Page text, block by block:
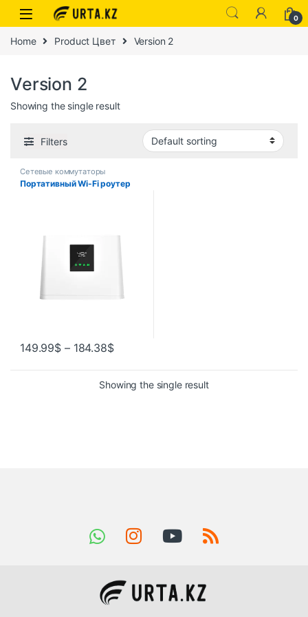
0
Home Product Цвет Version 2
Version 2
Showing the single result
Filters
Сетевые коммутаторы
Портативный Wi-Fi роутер
149.99$ – 184.38$
Showing the single result